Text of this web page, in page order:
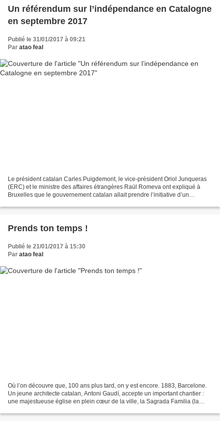
Un référendum sur l’indépendance en Catalogne
en septembre 2017
Publié le 31/01/2017 à 09:21
Par atao feal
Le président catalan Carles Puigdemont, le vice-président Oriol Junqueras
(ERC) et le ministre des affaires étrangères Raül Romeva ont expliqué à
Bruxelles que le gouvernement catalan allait prendre l’initiative d’un
Prends ton temps !
Publié le 21/01/2017 à 15:30
Par atao feal
Où l’on découvre que, 100 ans plus tard, on y est encore. 1883, Barcelone.
Un jeune architecte catalan, Antoni Gaudí, accepte un important chantier :
une majestueuse église en plein cœur de la ville, la Sagrada Familia (la